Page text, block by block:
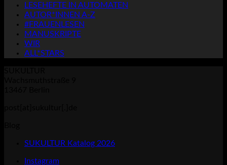
LESEHEFTE IN AUTOMATEN
AUTOR*INNEN A-Z
#FRAUENLESEN
MANUSKRIPTE
WIR
ALL*STARS
SUKULTUR Katalog 2026
Instagram